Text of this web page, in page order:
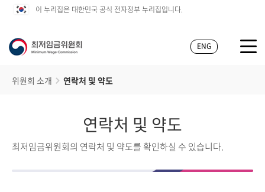
이 누리집은 대한민국 공식 전자정부 누리집입니다.
ENG
위원회 소개 연락처 및 약도
연락처 및 약도
최저임금위원회의 연락처 및 약도를 확인하실 수 있습니다.